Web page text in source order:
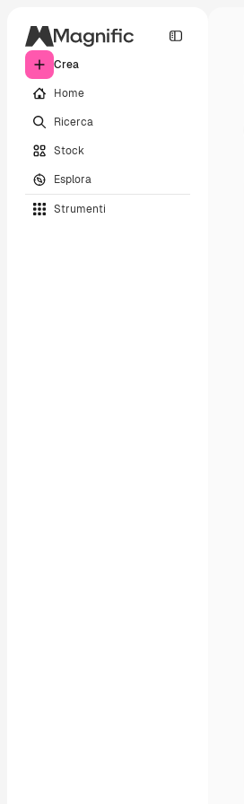
Crea
Home
Ricerca
Stock
Esplora
Strumenti